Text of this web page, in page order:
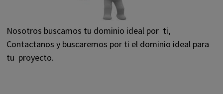
Nosotros buscamos tu dominio ideal por ti,
Contactanos y buscaremos por ti el dominio ideal para
tu proyecto.